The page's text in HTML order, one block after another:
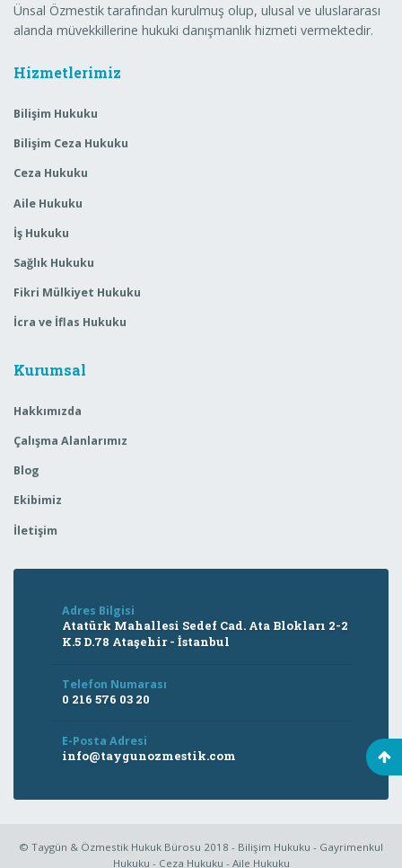
Ünsal Özmestik tarafından kurulmuş olup, ulusal ve uluslararası
alanda müvekkillerine hukuki danışmanlık hizmeti vermektedir.
Hizmetlerimiz
Bilişim Hukuku
Bilişim Ceza Hukuku
Ceza Hukuku
Aile Hukuku
İş Hukuku
Sağlık Hukuku
Fikri Mülkiyet Hukuku
İcra ve İflas Hukuku
Kurumsal
Hakkımızda
Çalışma Alanlarımız
Blog
Ekibimiz
İletişim
Adres Bilgisi
Atatürk Mahallesi Sedef Cad. Ata Blokları 2-2
K.5 D.78 Ataşehir - İstanbul
Telefon Numarası
0 216 576 03 20
E-Posta Adresi
info@taygunozmestik.com
© Taygün & Özmestik Hukuk Bürosu 2018 - Bilişim Hukuku - Gayrimenkul
Hukuku - Ceza Hukuku - Aile Hukuku